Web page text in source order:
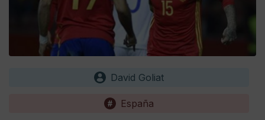
David Goliat
España